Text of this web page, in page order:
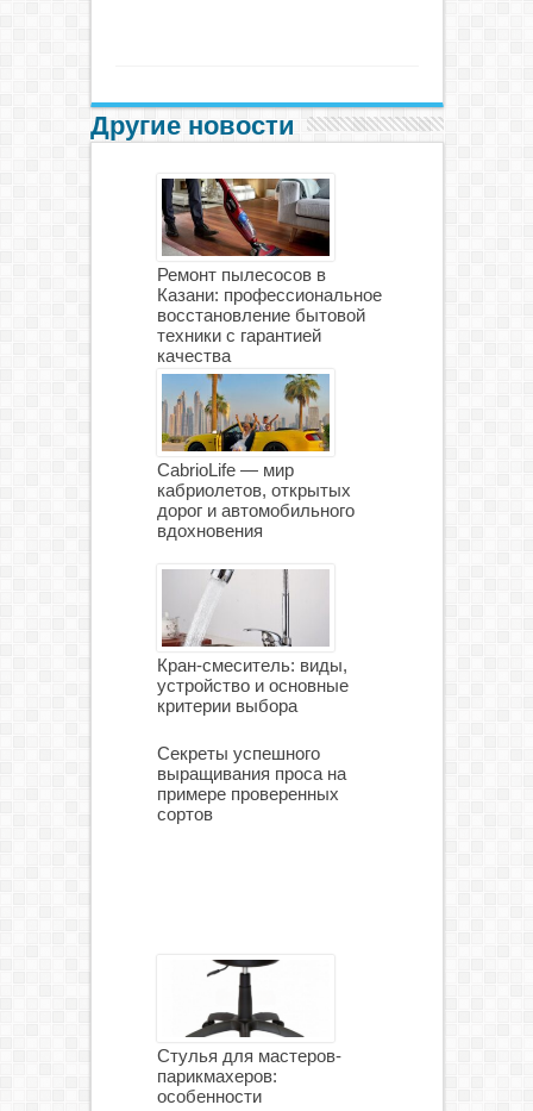
Другие новости
Ремонт пылесосов в
Казани: профессиональное
восстановление бытовой
техники с гарантией
качества
CabrioLife — мир
кабриолетов, открытых
дорог и автомобильного
вдохновения
Кран-смеситель: виды,
устройство и основные
критерии выбора
Секреты успешного
выращивания проса на
примере проверенных
сортов
Стулья для мастеров-
парикмахеров:
особенности